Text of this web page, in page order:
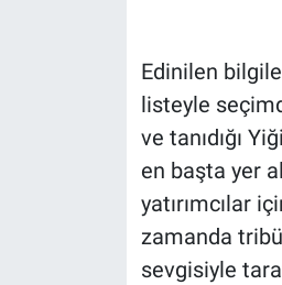
Edinilen
listeyle
ve tanıdığı
en başta yer
yatırımcılar
zamanda
sevgisiyle